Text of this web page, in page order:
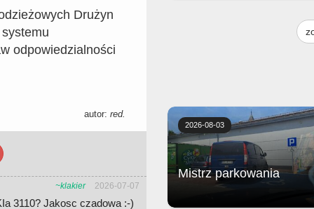
Drużyn
odpowiedzialności
autor: red.
~klakier 2026-07-07
3110? Jakosc czadowa :-)
frytkami, chrzanem, musztardą i
Mistrz parkowania
2026-08-03